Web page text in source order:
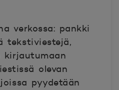
verkossa: pankki
tekstiviestejä,
kirjautumaan
olevan
pyydetään